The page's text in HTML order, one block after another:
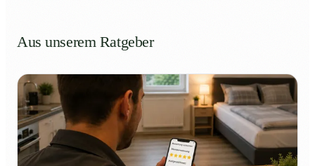
Aus unserem Ratgeber